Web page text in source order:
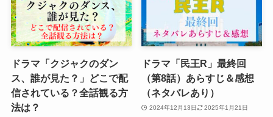
ドラマ「クジャクのダン
ス、誰が見た？」どこで配
信されている？全話観る方
法は？
ドラマ「民王R」最終回
（第8話）あらすじ＆感想
（ネタバレあり）
2024年12月13日 2025年1月21日